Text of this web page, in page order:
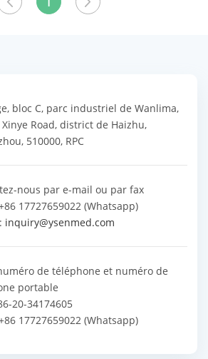
les produits
1
bloc C, parc industriel de Wanlima,
Xinye Road, district de Haizhu,
510000, RPC
nous par e-mail ou par fax
17727659022 (Whatsapp)
inquiry@ysenmed.com
de téléphone et numéro de
portable
20-34174605
17727659022 (Whatsapp)